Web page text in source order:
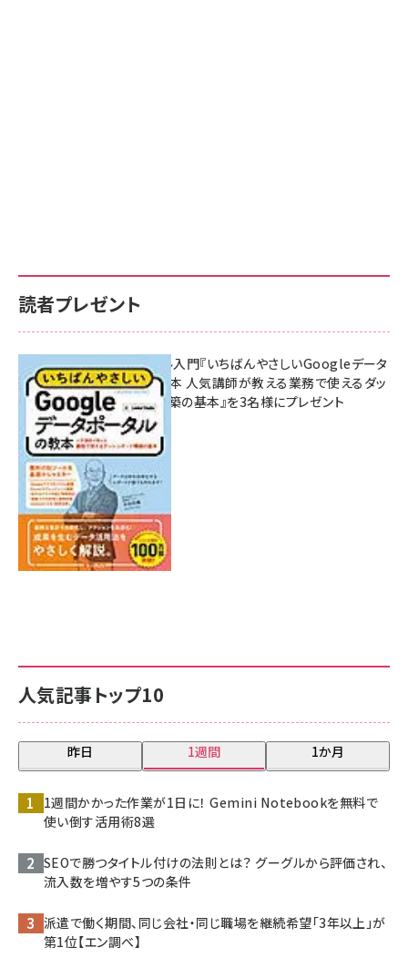
人気記事トップ10
昨日 1週間 1か月
1週間かかった作業が1日に！ Gemini Notebookを無料で
使い倒す活用術8選
SEOで勝つタイトル付けの法則とは？ グーグルから評価され、
流入数を増やす5つの条件
派遣で働く期間、同じ会社・同じ職場を継続希望「3年以上」が
第1位【エン調べ】
読者プレゼント
無料BIツール入門『いちばんやさしいGoogleデータ
ポータルの教本 人気講師が教える業務で使えるダッ
シュボード構築の基本』を3名様にプレゼント
7月31日 10:00